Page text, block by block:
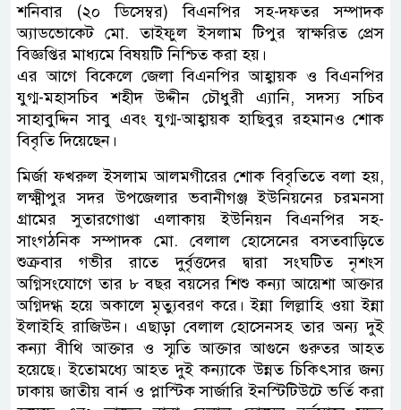
শনিবার (২০ ডিসেম্বর) বিএনপির সহ-দফতর সম্পাদক
অ্যাডভোকেট মো. তাইফুল ইসলাম টিপুর স্বাক্ষরিত প্রেস
বিজ্ঞপ্তির মাধ্যমে বিষয়টি নিশ্চিত করা হয়।
এর আগে বিকেলে জেলা বিএনপির আহ্বায়ক ও বিএনপির
যুগ্ম-মহাসচিব শহীদ উদ্দীন চৌধুরী এ্যানি, সদস্য সচিব
সাহাবুদ্দিন সাবু এবং যুগ্ম-আহ্বায়ক হাছিবুর রহমানও শোক
বিবৃতি দিয়েছেন।
মির্জা ফখরুল ইসলাম আলমগীরের শোক বিবৃতিতে বলা হয়,
লক্ষ্মীপুর সদর উপজেলার ভবানীগঞ্জ ইউনিয়নের চরমনসা
গ্রামের সুতারগোপ্তা এলাকায় ইউনিয়ন বিএনপির সহ-
সাংগঠনিক সম্পাদক মো. বেলাল হোসেনের বসতবাড়িতে
শুক্রবার গভীর রাতে দুর্বৃত্তদের দ্বারা সংঘটিত নৃশংস
অগ্নিসংযোগে তার ৮ বছর বয়সের শিশু কন্যা আয়েশা আক্তার
অগ্নিদগ্ধ হয়ে অকালে মৃত্যুবরণ করে। ইন্না লিল্লাহি ওয়া ইন্না
ইলাইহি রাজিউন। এছাড়া বেলাল হোসেনসহ তার অন্য দুই
কন্যা বীথি আক্তার ও স্মৃতি আক্তার আগুনে গুরুতর আহত
হয়েছে। ইতোমধ্যে আহত দুই কন্যাকে উন্নত চিকিৎসার জন্য
ঢাকায় জাতীয় বার্ন ও প্লাস্টিক সার্জারি ইনস্টিটিউটে ভর্তি করা